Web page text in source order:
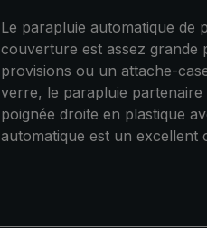
Le parapluie automatique de
couverture est assez grande
provisions ou un attache-
verre, le parapluie
poignée droite en plastique
automatique est un excellent